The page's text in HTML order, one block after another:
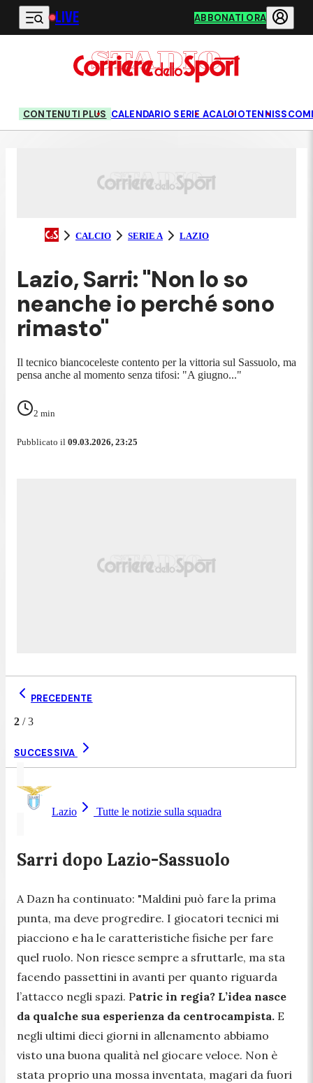
Vai al contenuto principale
LIVE ABBONATI ORA
CONTENUTI PLUS CALENDARIO SERIE ACALCIOTENNIS
CALCIO SERIE A LAZIO
Lazio, Sarri: "Non lo so
neanche io perché sono
rimasto"
Il tecnico biancoceleste contento per la vittoria sul Sassuolo, ma
pensa anche al momento senza tifosi: "A giugno..."
2 min
Pubblicato il 09.03.2026, 23:25
PRECEDENTE
2 /3
SUCCESSIVA
Lazio Tutte le notizie sulla squadra
Sarri dopo Lazio-Sassuolo
A Dazn ha continuato: "Maldini può fare la prima
punta, ma deve progredire. I giocatori tecnici mi
piacciono e ha le caratteristiche fisiche per fare
quel ruolo. Non riesce sempre a sfruttarle, ma sta
facendo passettini in avanti per quanto riguarda
l’attacco negli spazi. Patric in regia? L’idea nasce
da qualche sua esperienza da centrocampista. E
negli ultimi dieci giorni in allenamento abbiamo
visto una buona qualità nel giocare veloce. Non è
stata proprio una mossa inventata, magari da fuori